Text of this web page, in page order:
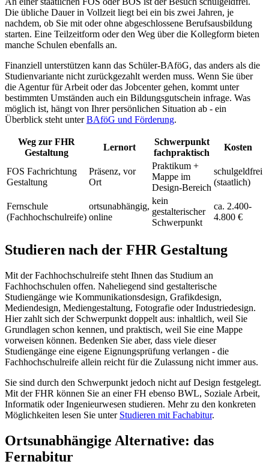
Die übliche Dauer in Vollzeit liegt bei ein bis zwei Jahren, je
nachdem, ob Sie mit oder ohne abgeschlossene Berufsausbildung
starten. Eine Teilzeitform oder den Weg über die Kollegform bieten
manche Schulen ebenfalls an.
Finanziell unterstützen kann das Schüler-BAföG, das anders als die
Studienvariante nicht zurückgezahlt werden muss. Wenn Sie über
die Agentur für Arbeit oder das Jobcenter gehen, kommt unter
bestimmten Umständen auch ein Bildungsgutschein infrage. Was
möglich ist, hängt von Ihrer persönlichen Situation ab - ein
Überblick steht unterBAföG und Förderung.
Weg zur FHR
Gestaltung
Lernort
Schwerpunkt
fachpraktisch
Kosten
FOS Fachrichtung
Gestaltung
Präsenz, vor
Ort
Praktikum +
Mappe im
Design-Bereich
schulgeldfrei
(staatlich)
Fernschule
(Fachhochschulreife)
ortsunabhängig,
online
kein
gestalterischer
Schwerpunkt
ca. 2.400-
4.800 €
Studieren nach der FHR Gestaltung
Mit der Fachhochschulreife steht Ihnen das Studium an
Fachhochschulen offen. Naheliegend sind gestalterische
Studiengänge wie Kommunikationsdesign, Grafikdesign,
Mediendesign, Mediengestaltung, Fotografie oder Industriedesign.
Hier zahlt sich der Schwerpunkt doppelt aus: inhaltlich, weil Sie
Grundlagen schon kennen, und praktisch, weil Sie eine Mappe
vorweisen können. Bedenken Sie aber, dass viele dieser
Studiengänge eine eigene Eignungsprüfung verlangen - die
Fachhochschulreife allein reicht für die Zulassung nicht immer aus.
Sie sind durch den Schwerpunkt jedoch nicht auf Design festgelegt.
Mit der FHR können Sie an einer FH ebenso BWL, Soziale Arbeit,
Informatik oder Ingenieurwesen studieren. Mehr zu den konkreten
Möglichkeiten lesen Sie unter Studieren mit Fachabitur.
Ortsunabhängige Alternative: das
Fernabitur